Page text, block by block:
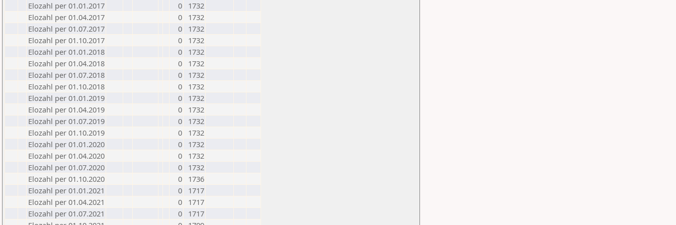
Elozahl per 01.01.2017 0
1732
Elozahl per 01.04.2017
0
1732
Elozahl per 01.07.2017
0
1732
Elozahl per 01.10.2017
0
1732
Elozahl per 01.01.2018
0
1732
Elozahl per 01.04.2018
0
1732
Elozahl per 01.07.2018
0
1732
Elozahl per 01.10.2018
0
1732
Elozahl per 01.01.2019
0
1732
Elozahl per 01.04.2019
0
1732
Elozahl per 01.07.2019
0
1732
Elozahl per 01.10.2019
0
1732
Elozahl per 01.01.2020
0
1732
Elozahl per 01.04.2020
0
1732
Elozahl per 01.07.2020
0
1732
Elozahl per 01.10.2020
0
1736
Elozahl per 01.01.2021
0
1717
Elozahl per 01.04.2021
0
1717
Elozahl per 01.07.2021
0
1717